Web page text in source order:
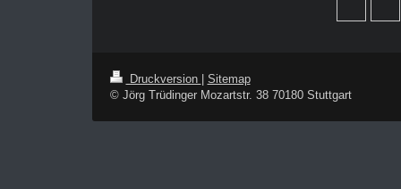
Druckversion
Sitemap
© Jörg Trüdinger Mozartstr. 38 70180 Stuttgart